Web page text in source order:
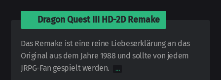
Dragon Quest III HD-2D Remake
Das Remake ist eine reine Liebes­erklärung an das
Original aus dem Jahre 1988 und sollte von jedem
JRPG-Fan gespielt werden.
…